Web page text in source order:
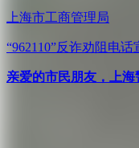
上海市工商管理局
“962110”反诈劝阻电话
亲爱的市民朋友，上海